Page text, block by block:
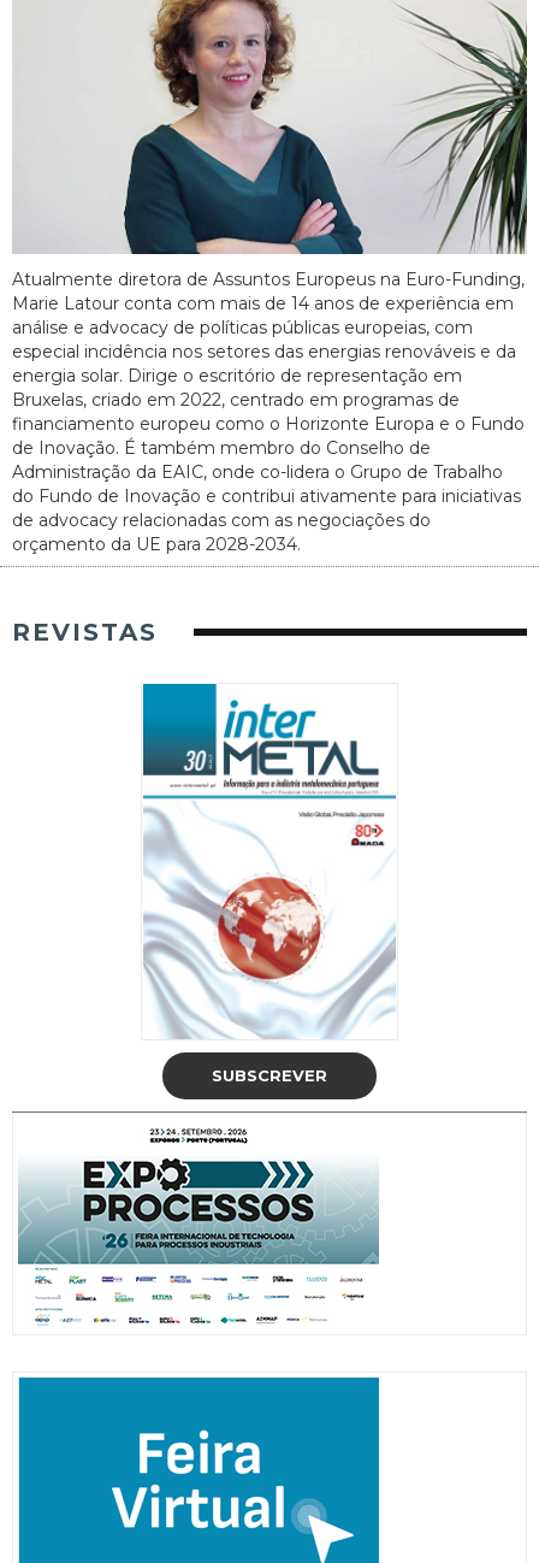
Atualmente diretora de Assuntos Europeus na Euro-Funding,
Marie Latour conta com mais de 14 anos de experiência em
análise e advocacy de políticas públicas europeias, com
especial incidência nos setores das energias renováveis e da
energia solar. Dirige o escritório de representação em
Bruxelas, criado em 2022, centrado em programas de
financiamento europeu como o Horizonte Europa e o Fundo
de Inovação. É também membro do Conselho de
Administração da EAIC, onde co-lidera o Grupo de Trabalho
do Fundo de Inovação e contribui ativamente para iniciativas
de advocacy relacionadas com as negociações do
orçamento da UE para 2028-2034.
REVISTAS
SUBSCREVER